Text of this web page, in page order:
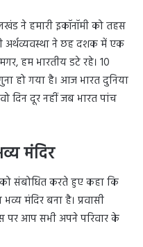
ने हमारी इकॉनॉमी को तहस
अर्थव्यवस्था ने छह दशक में एक
हम भारतीय डटे रहे। 10
हो गया है। आज भारत दुनिया
दिन दूर नहीं जब भारत पांच
मंदिर
संबोधित करते हुए कहा कि
मंदिर बना है। प्रवासी
पर आप सभी अपने परिवार के